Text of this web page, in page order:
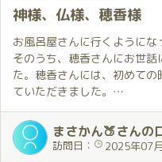
場。
しかも、その浴衣が穂香さん
さが一層際立って見えました
笑顔で出迎えてくれた瞬間
がします。
部屋に入ってすぐのハグもい
しなくても安心感が伝わって
変わらない穂香さんの空気感
じました。
神様、仏様、穂香様
お風呂屋さんに行くようにな
そのうち、穂香さんにお世
た。穂香さんには、初めて
ていただきました。
そして今回、3年でようやく
た。これもひとえに穂香様の
りがとうございました。これ
ますので、どうぞよろしくお
まさかん🍑さんの
訪問日： 2025年07